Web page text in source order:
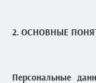
2. ОСНОВНЫЕ
Персональные